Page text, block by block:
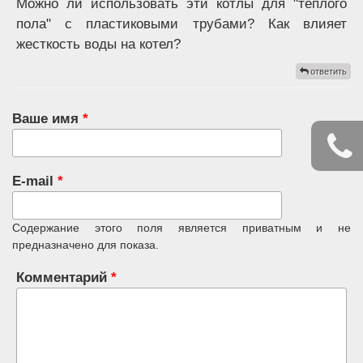
Можно ли использовать эти котлы для "теплого
пола" с пластиковыми трубами? Как влияет
жесткость воды на котел?
ответить
Ваше имя *
E-mail *
Содержание этого поля является приватным и не
предназначено для показа.
Комментарий *